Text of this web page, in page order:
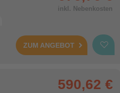
inkl. Nebenkosten
ZUM ANGEBOT
590,62 €